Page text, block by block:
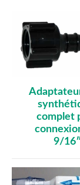
complet
9/16″